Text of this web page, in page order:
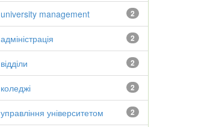
2
university management
2
адміністрація
2
відділи
2
коледжі
2
управління університетом